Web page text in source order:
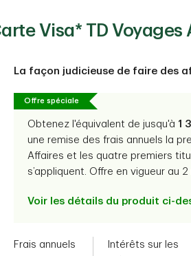
Visa* TD Voyages
La façon judicieuse de faire des
Offre spéciale
Obtenez l'équivalent de jusqu'à 1
une remise des frais annuels la
Affaires et les quatre premiers
s’appliquent. Offre en vigueur au
Voir les détails du produit ci-
Frais annuels
Intérêts sur les